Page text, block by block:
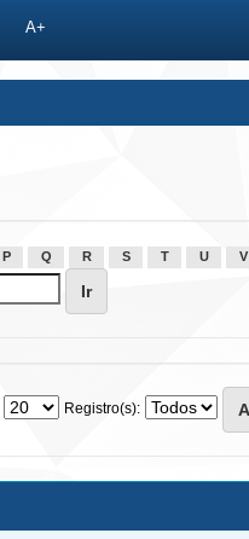
A+
P Q R S T U V
Registro(s):